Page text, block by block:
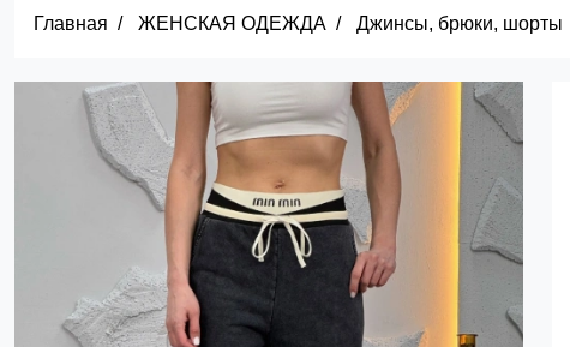
Главная ЖЕНСКАЯ ОДЕЖДА Джинсы, брюки, шорты